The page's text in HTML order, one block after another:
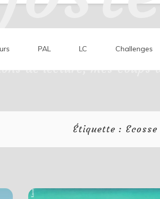
de lecture, mes
PAL LC Challenges
Étiquette : Ecosse